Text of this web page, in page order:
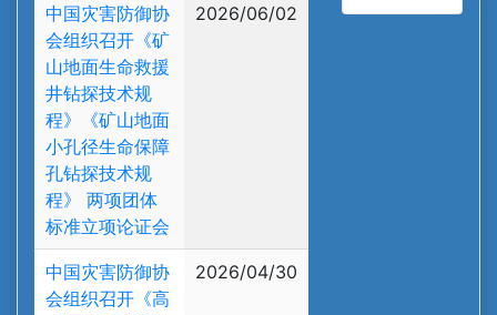
中国灾害防御协
会组织召开《矿
山地面生命救援
井钻探技术规
程》《矿山地面
小孔径生命保障
孔钻探技术规
程》 两项团体
标准立项论证会
2026/06/02
中国灾害防御协
会组织召开《高
2026/04/30